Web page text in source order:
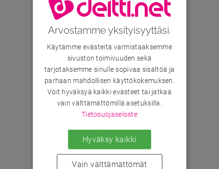
Arvostamme yksityisyyttäsi.
Käytämme evästeitä varmistaaksemme
sivuston toimivuuden sekä
tarjotaksemme sinulle sopivaa sisältöä ja
parhaan mahdollisen käyttökokemuksen.
Voit hyväksyä kaikki evästeet tai jatkaa
vain välttämättömillä asetuksilla.
Tietosuojaseloste
Hyväksy kaikki
Vain välttämättömät